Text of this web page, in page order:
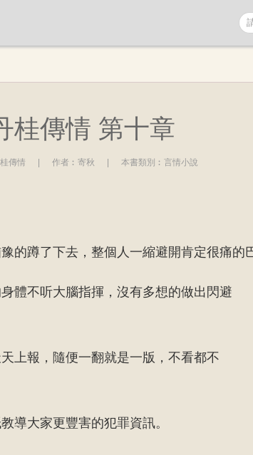
桂傳情 第十章
傳情 作者︰ 寄秋 本書類別︰ 言情小說
的蹲了下去，整個人一縮避開肯定很痛的
體不听大腦指揮，沒有多想的做出閃避
上報，隨便一翻就是一版，不看都不
導大家更豐害的犯罪資訊。